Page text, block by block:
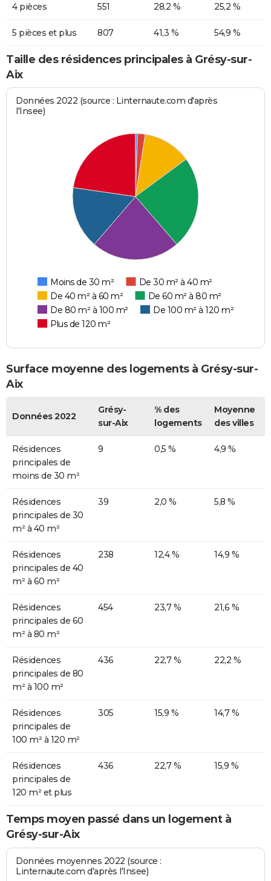
4 pièces 551 28,2 % 25,2 %
5 pièces et plus 807 41,3 % 54,9 %
Taille des résidences principales à Grésy-sur-
Aix
Données 2022 (source : Linternaute.com d'après
l'Insee)
Moins de 30 m²
De 30 m² à 40 m²
De 40 m² à 60 m²
De 60 m² à 80 m²
De 80 m² à 100 m²
De 100 m² à 120 m²
Plus de 120 m²
Surface moyenne des logements à Grésy-sur-
Aix
Données 2022
Grésy-
sur-Aix
% des
logements
Moyenne
des villes
Résidences
principales de
moins de 30 m²
9 0,5 % 4,9 %
Résidences
principales de 30
m² à 40 m²
39 2,0 % 5,8 %
Résidences
principales de 40
m² à 60 m²
238 12,4 % 14,9 %
Résidences
principales de 60
m² à 80 m²
454 23,7 % 21,6 %
Résidences
principales de 80
m² à 100 m²
436 22,7 % 22,2 %
Résidences
principales de
100 m² à 120 m²
305 15,9 % 14,7 %
Résidences
principales de
120 m² et plus
436 22,7 % 15,9 %
Temps moyen passé dans un logement à
Grésy-sur-Aix
Données moyennes 2022 (source :
Linternaute.com d'après l'Insee)